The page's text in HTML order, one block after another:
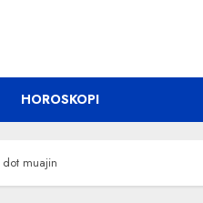
HOROSKOPI
muajin